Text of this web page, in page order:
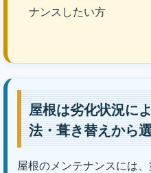
ナンスしたい方
屋根は劣化状況に
法・葺き替えから
屋根のメンテナンスには